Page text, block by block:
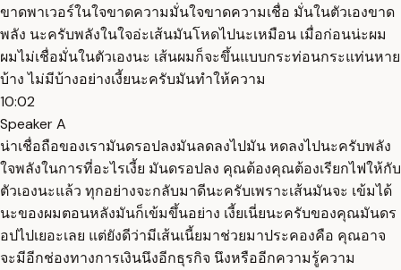
ขาดพาเวอร์ในใจขาดความมั่นใจขาดความเชื่อ มั่นในตัวเองขาด
พลัง นะครับพลังในใจอ่ะเส้นมันโหดไปนะเหมือน เมื่อก่อนน่ะผม
ผมไม่เชื่อมั่นในตัวเองนะ เส้นผมก็จะขึ้นแบบกระท่อนกระแท่นหาย
บ้าง ไม่มีบ้างอย่างเงี้ยนะครับมันทำให้ความ
10:02
Speaker A
น่าเชื่อถือของเรามันดรอปลงมันลดลงไปมัน หดลงไปนะครับพลัง
ใจพลังในการที่อะไรเงี้ย มันดรอปลง คุณต้องคุณต้องเรียกไฟให้กับ
ตัวเองนะแล้ว ทุกอย่างจะกลับมาดีนะครับเพราะเส้นมันจะ เข้มได้
นะของผมตอนหลังมันก็เข้มขึ้นอย่าง เงี้ยเนี่ยนะครับของคุณมันดร
อปไปเยอะเลย แต่ยังดีว่ามีเส้นเนี้ยมาช่วยมาประคองคือ คุณอาจ
จะมีอีกช่องทางการเงินนึงอีกธุรกิจ นึงหรืออีกความรู้ความ